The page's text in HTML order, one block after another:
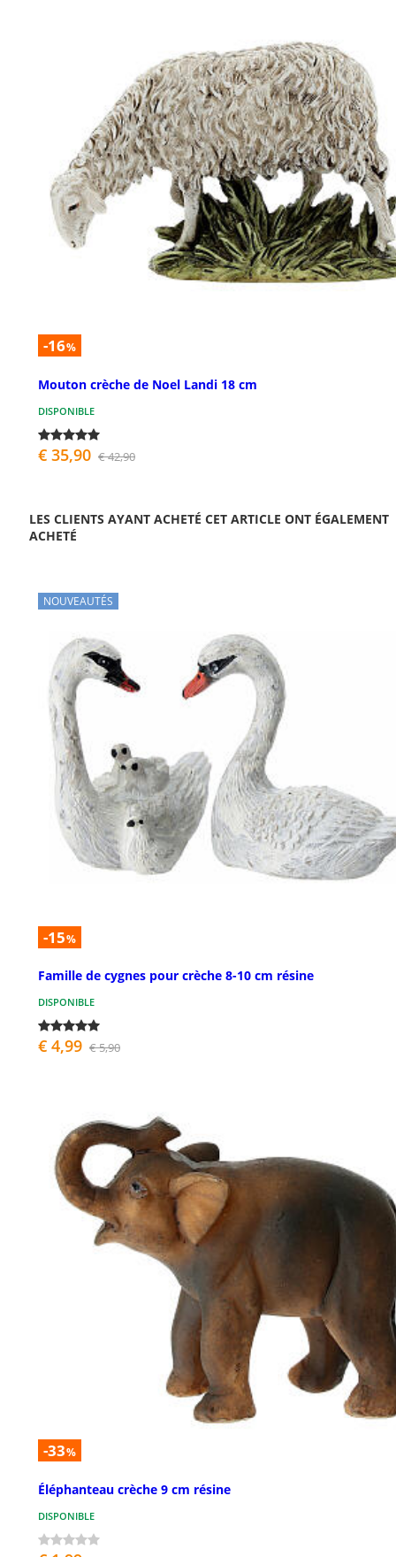
-16%
Mouton crèche de Noel Landi 18 cm
DISPONIBLE
€ 35,90 € 42,90
LES CLIENTS AYANT ACHETÉ CET ARTICLE ONT ÉGALEMENT
ACHETÉ
NOUVEAUTÉS
-15%
Famille de cygnes pour crèche 8-10 cm résine
DISPONIBLE
€ 4,99 € 5,90
-33%
Éléphanteau crèche 9 cm résine
DISPONIBLE